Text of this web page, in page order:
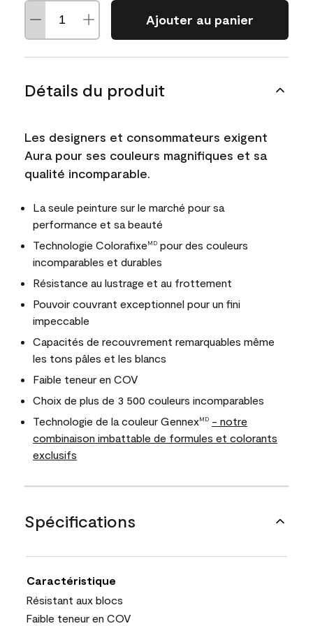
Ajouter au panier
Détails du produit
Les designers et consommateurs exigent
Aura pour ses couleurs magnifiques et sa
qualité incomparable.
La seule peinture sur le marché pour sa
performance et sa beauté
Technologie Colorafixe MD pour des couleurs
incomparables et durables
Résistance au lustrage et au frottement
Pouvoir couvrant exceptionnel pour un fini
impeccable
Capacités de recouvrement remarquables même
les tons pâles et les blancs
Faible teneur en COV
Choix de plus de 3 500 couleurs incomparables
Technologie de la couleur GennexMD - notre
combinaison imbattable de formules et colorants
exclusifs
Spécifications
Caractéristique
Résistant aux blocs
Faible teneur en COV